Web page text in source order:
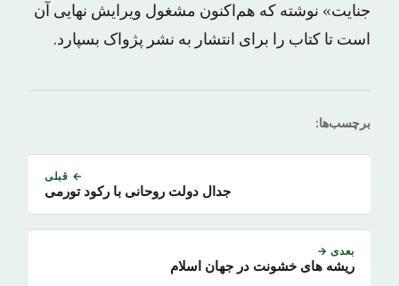
جنایت» نوشته که هم‌اکنون مشغول ویرایش نهایی آن
است تا کتاب را برای انتشار به نشر پژواک بسپارد.
برچسب‌ها:
← قبلی
جدال دولت روحانی با رکود تورمی
بعدی →
ریشه های خشونت در جهان اسلام